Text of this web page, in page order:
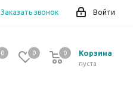
Войти
Заказать звонок
0 0 Корзина
0
пуста
0